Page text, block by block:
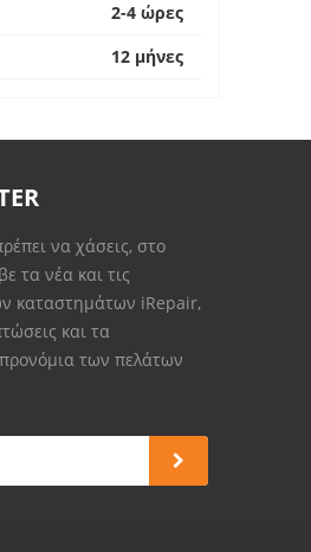
2-4 ώρες
12 μήνες
να χάσεις, στο
τα νέα και τις
καταστημάτων iRepair,
και τα
των πελάτων